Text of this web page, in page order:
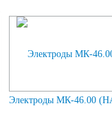
Электроды МК-46.00